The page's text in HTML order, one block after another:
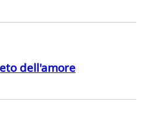
dell'amore